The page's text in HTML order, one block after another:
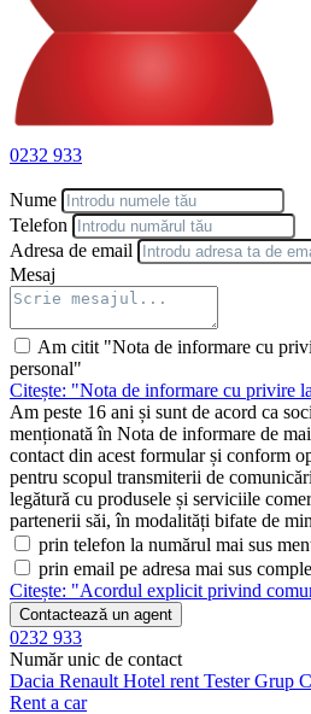
0232 933
Nume
Telefon
Adresa de email
Mesaj
Am citit "Nota de informare cu
personal"
Citește: "Nota de informare cu privire
Am peste 16 ani și sunt de acord ca
menționată în Nota de informare de
contact din acest formular și conform
pentru scopul transmiterii de
legătură cu produsele și serviciile
partenerii săi, în modalități bifate de
prin telefon la numărul mai sus
prin email pe adresa mai sus
Citește: "Acordul explicit privind
Contactează un agent
0232 933
Număr unic de contact
Dacia Renault Hotel rent Tester Grup
Rent a car